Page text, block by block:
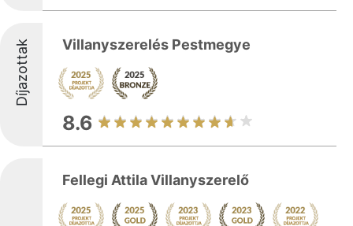
Díjazottak Villanyszerelés Pestmegye
8.6
Fellegi Attila Villanyszerelő